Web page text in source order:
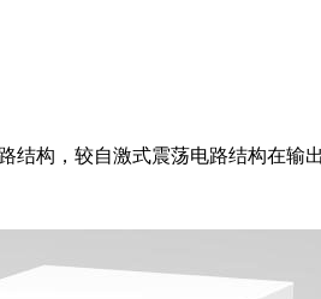
结构，较自激式震荡电路结构在